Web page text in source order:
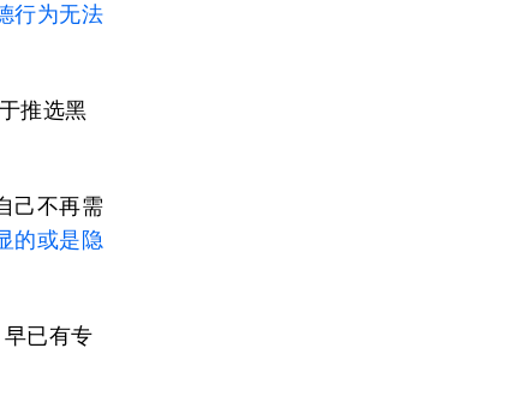
行为无法
推选黑
己不再需
的或是隐
已有专